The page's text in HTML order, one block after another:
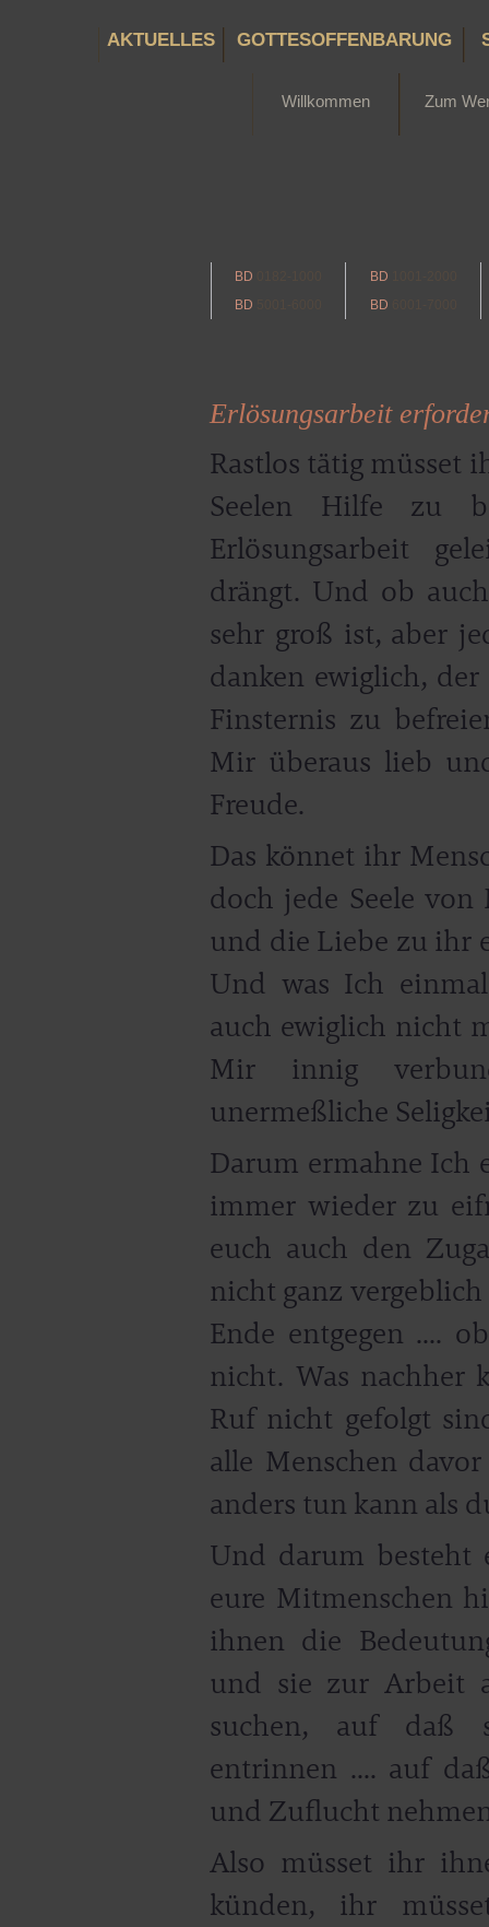
AKTUELLES GOTTESOFFENBARUNG
Willkommen Zum
BD BD
BD
BD
Erlösungsarbeit
Rastlos tätig müsset
Seelen Hilfe zu
Erlösungsarbeit
drängt. Und ob
sehr groß ist, aber
danken ewiglich,
Finsternis zu
Mir überaus lieb
Freude.
Das könnet ihr
doch jede Seele
und die Liebe zu ihr
Und was Ich
auch ewiglich nicht
Mir innig
unermeßliche
Darum ermahne Ich
immer wieder zu
euch auch den
nicht ganz
Ende entgegen ....
nicht. Was nachher
Ruf nicht gefolgt
alle Menschen
anders tun kann als
Und darum besteht
eure Mitmenschen
ihnen die
und sie zur Arbeit
suchen, auf daß
entrinnen .... auf
und Zuflucht
Also müsset ihr
künden, ihr